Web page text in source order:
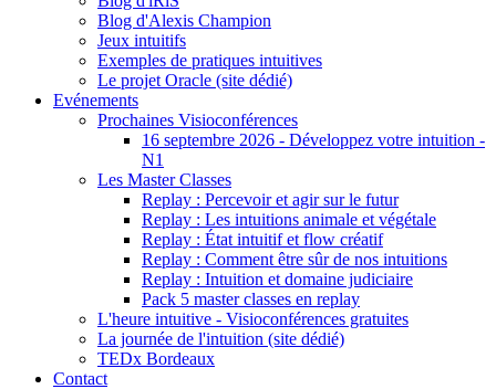
Blog d'Alexis Champion
Jeux intuitifs
Exemples de pratiques intuitives
Le projet Oracle (site dédié)
Evénements
Prochaines Visioconférences
16 septembre 2026 - Développez votre intuition -
N1
Les Master Classes
Replay : Percevoir et agir sur le futur
Replay : Les intuitions animale et végétale
Replay : État intuitif et flow créatif
Replay : Comment être sûr de nos intuitions
Replay : Intuition et domaine judiciaire
Pack 5 master classes en replay
L'heure intuitive - Visioconférences gratuites
La journée de l'intuition (site dédié)
TEDx Bordeaux
Contact